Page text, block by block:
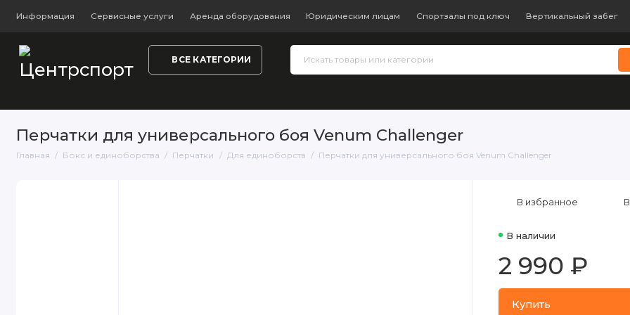
Информация Сервисные услуги Аренда оборудования Юридическим лицам Спортзалы под ключ Вертикальный забег
ВСЕ КАТЕГОРИИ
Перчатки для универсального боя Venum Challenger
Главная Бокс и единоборства Перчатки Для единоборств Перчатки для универсального боя Venum Challenger
В наличии
2 990 ₽
Купить
В избранное